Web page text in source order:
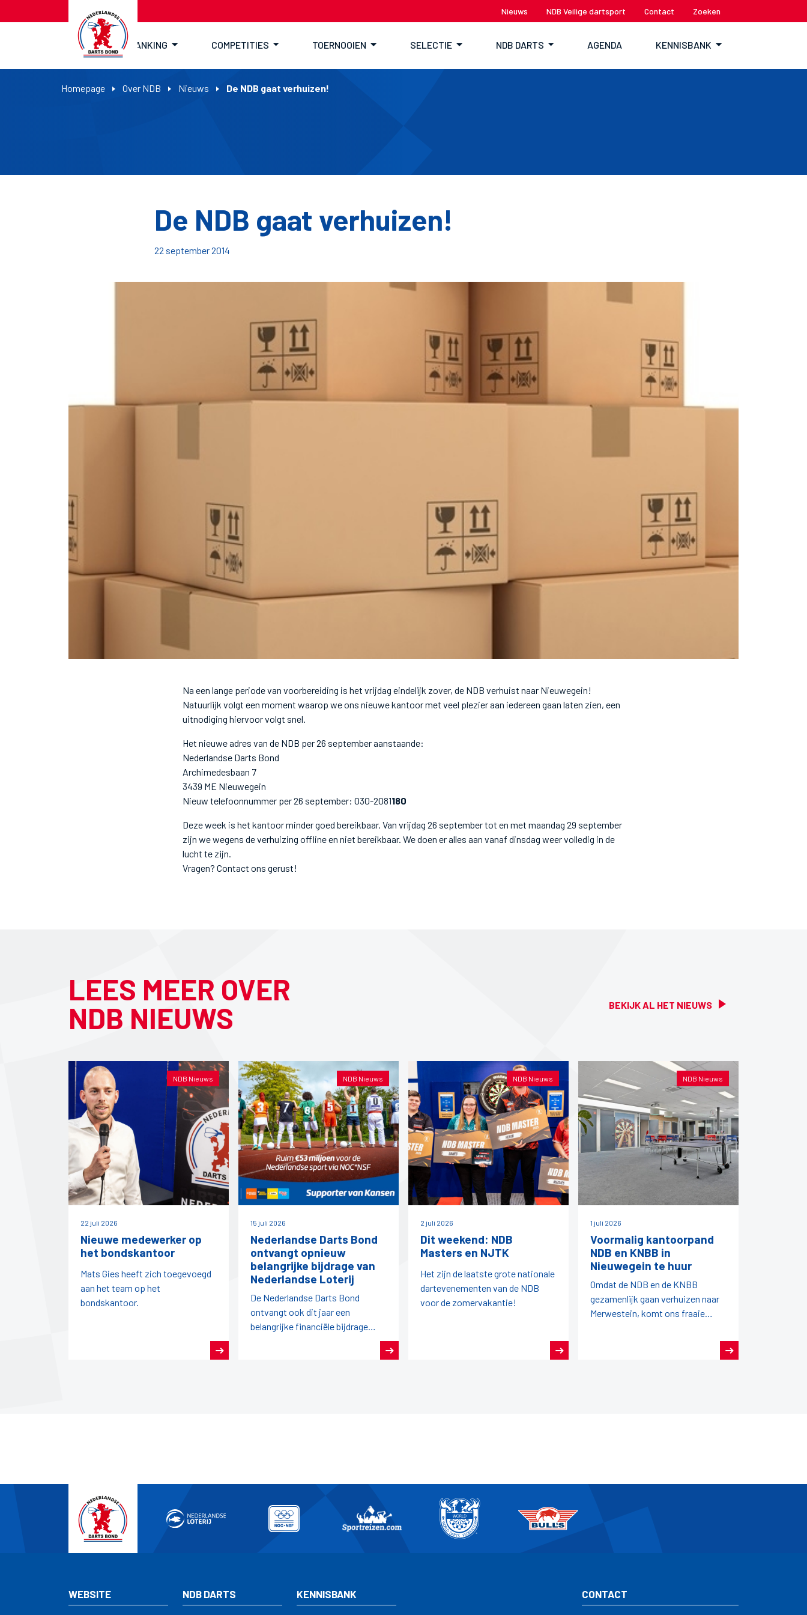
Nieuws NDB Veilige dartsport Contact Zoeken
RANKING COMPETITIES TOERNOOIEN SELECTIE NDB DARTS AGENDA KENNISBANK
Homepage Over NDB Nieuws De NDB gaat verhuizen!
De NDB gaat verhuizen!
22 september 2014
Na een lange periode van voorbereiding is het vrijdag eindelijk zover, de NDB verhuist naar Nieuwegein!
Natuurlijk volgt een moment waarop we ons nieuwe kantoor met veel plezier aan iedereen gaan laten zien, een
uitnodiging hiervoor volgt snel.
Het nieuwe adres van de NDB per 26 september aanstaande:
Nederlandse Darts Bond
Archimedesbaan 7
3439 ME Nieuwegein
Nieuw telefoonnummer per 26 september: 030-2081180
Deze week is het kantoor minder goed bereikbaar. Van vrijdag 26 september tot en met maandag 29 september
zijn we wegens de verhuizing offline en niet bereikbaar. We doen er alles aan vanaf dinsdag weer volledig in de
lucht te zijn.
Vragen? Contact ons gerust!
LEES MEER OVER
NDB NIEUWS
BEKIJK AL HET NIEUWS
NDB Nieuws
22 juli 2026
Nieuwe medewerker op
het bondskantoor
Mats Gies heeft zich toegevoegd
aan het team op het
bondskantoor.
NDB Nieuws
15 juli 2026
Nederlandse Darts Bond
ontvangt opnieuw
belangrijke bijdrage van
Nederlandse Loterij
De Nederlandse Darts Bond
ontvangt ook dit jaar een
belangrijke financiële bijdrage
NDB Nieuws
2 juli 2026
Dit weekend: NDB
Masters en NJTK
Het zijn de laatste grote nationale
dartevenementen van de NDB
voor de zomervakantie!
NDB Nieuws
1 juli 2026
Voormalig kantoorpand
NDB en KNBB in
Nieuwegein te huur
Omdat de NDB en de KNBB
gezamenlijk gaan verhuizen naar
Merwestein, komt ons fraaie
WEBSITE NDB DARTS KENNISBANK CONTACT